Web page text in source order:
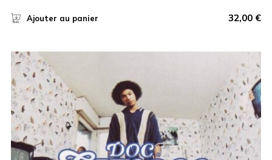
Ajouter au panier 32,00 €